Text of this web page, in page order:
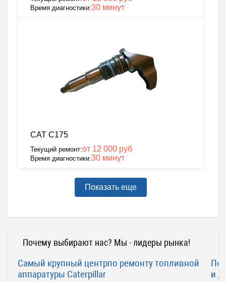
Время диагностики:30 минут
CAT C175
Текущий ремонт:от 12 000 руб
Время диагностики:30 минут
Показать еще
Почему выбирают нас? Мы - лидеры рынка!
Самый крупный центрпо ремонту топливной
аппаратуры Caterpillar
и